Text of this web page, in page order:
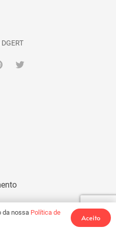
da nossa Política de
Aceito